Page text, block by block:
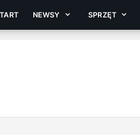
NEWSY SPRZĘT